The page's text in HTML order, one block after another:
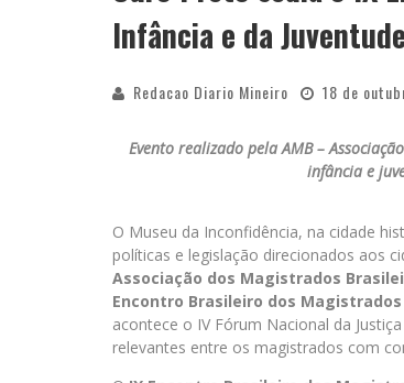
Infância e da Juventude
Redacao Diario Mineiro 18 de
Evento realizado pela AMB –
infância e
O Museu da Inconfidência, na cidade
políticas e legislação direcionados aos
Associação dos Magistrados
Encontro Brasileiro dos
acontece o IV Fórum Nacional da
relevantes entre os magistrados com